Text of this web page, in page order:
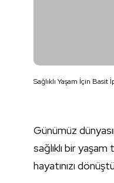
Sağlıklı Yaşam İçin Basit
Günümüz
sağlıklı bir
hayatınızı